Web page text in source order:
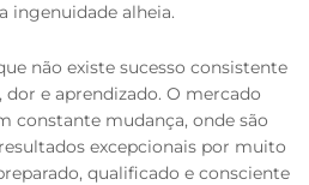
ingenuidade alheia.
não existe sucesso consistente
e aprendizado. O mercado
constante mudança, onde são
excepcionais por muito
qualificado e consciente